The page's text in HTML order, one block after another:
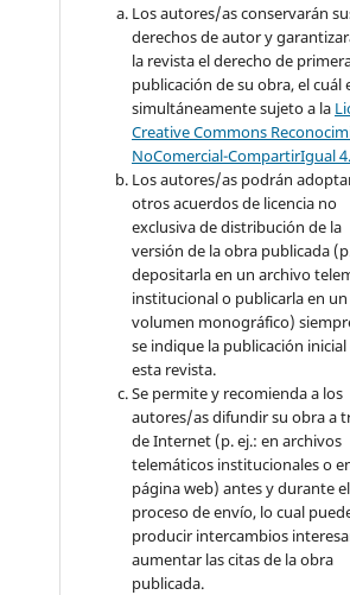
Los autores/as conservarán
derechos de autor y
la revista el derecho de
publicación de su obra, el cuál
simultáneamente sujeto a la
Creative Commons
NoComercial-CompartirIgual
Los autores/as podrán
otros acuerdos de licencia no
exclusiva de distribución de la
versión de la obra publicada
depositarla en un archivo
institucional o publicarla en un
volumen monográfico)
se indique la publicación inicial
esta revista.
Se permite y recomienda a los
autores/as difundir su obra a
de Internet (p. ej.: en archivos
telemáticos institucionales o
página web) antes y durante el
proceso de envío, lo cual
producir intercambios
aumentar las citas de la obra
publicada.